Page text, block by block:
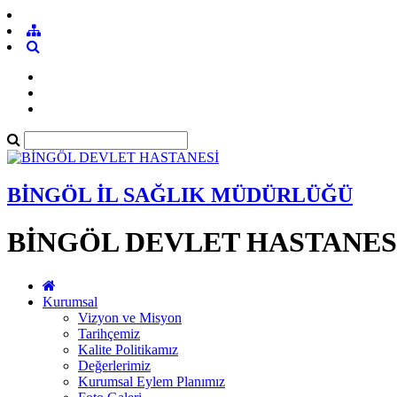
BİNGÖL İL SAĞLIK MÜDÜRLÜĞÜ
BİNGÖL DEVLET
Kurumsal
Vizyon ve Misyon
Tarihçemiz
Kalite Politikamız
Değerlerimiz
Kurumsal Eylem Planımız